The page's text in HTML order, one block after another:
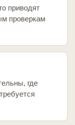
приводят
проверкам
где